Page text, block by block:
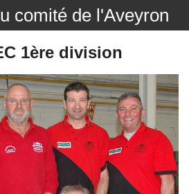
comité de l'Aveyron
1ère division